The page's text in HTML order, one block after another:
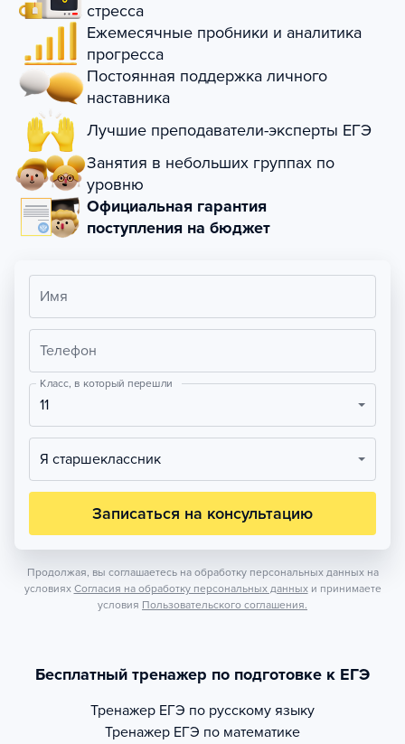
стресса
Ежемесячные пробники и аналитика
прогресса
Постоянная поддержка личного
наставника
Лучшие преподаватели-эксперты ЕГЭ
Занятия в небольших группах по
уровню
Официальная гарантия
поступления на бюджет
Имя
Телефон
Класс, в который перешли
11
Я старшеклассник
Записаться на консультацию
Продолжая, вы соглашаетесь на обработку персональных данных на
условиях Согласия на обработку персональных данных и принимаете
условия Пользовательского соглашения.
Бесплатный тренажер по подготовке к ЕГЭ
Тренажер ЕГЭ по русскому языку
Тренажер ЕГЭ по математике